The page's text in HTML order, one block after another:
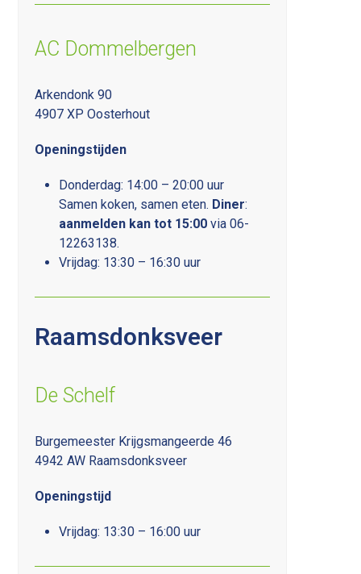
AC Dommelbergen
Arkendonk 90
4907 XP Oosterhout
Openingstijden
Donderdag: 14:00 – 20:00 uur
Samen koken, samen eten. Diner:
aanmelden kan tot 15:00 via 06-
12263138.
Vrijdag: 13:30 – 16:30 uur
Raamsdonksveer
De Schelf
Burgemeester Krijgsmangeerde 46
4942 AW Raamsdonksveer
Openingstijd
Vrijdag: 13:30 – 16:00 uur